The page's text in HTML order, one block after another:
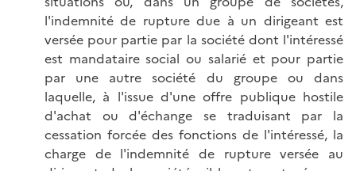
l'indemnité de rupture due à un dirigeant est
versée pour partie par la société dont l'intéressé
est mandataire social ou salarié et pour partie
par une autre société du groupe ou dans
laquelle, à l'issue d'une offre publique hostile
d'achat ou d'échange se traduisant par la
cessation forcée des fonctions de l'intéressé, la
charge de l'indemnité de rupture versée au